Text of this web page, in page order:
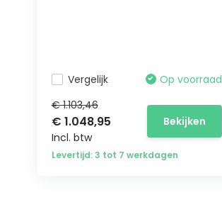
Vergelijk
Op voorraad
€ 1.103,46
€ 1.048,95
Incl. btw
Bekijken
Levertijd: 3 tot 7 werkdagen